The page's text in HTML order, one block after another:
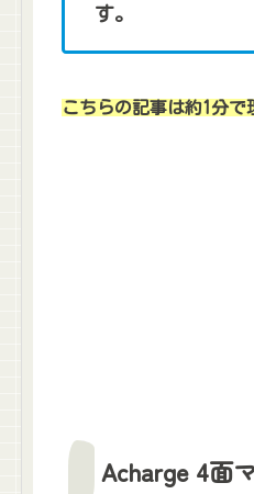
す。
こちらの記事は約1分で
Acharge 4面